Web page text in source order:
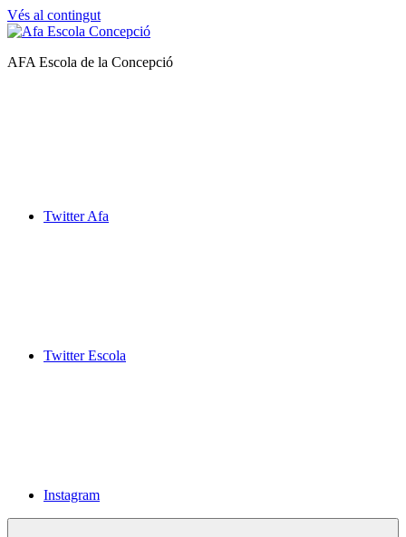
Vés al contingut
Afa
AFA Escola de la Concepció
Twitter Afa
Twitter Escola
Instagram